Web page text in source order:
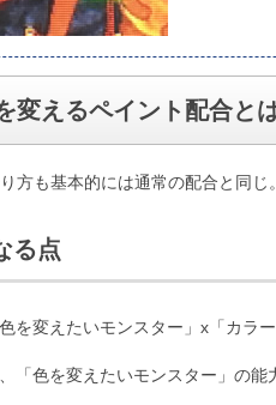
変えるペイント配合と
方も基本的には通常の配合と同じ
る点
を変えたいモンスター」x「カラ
「色を変えたいモンスター」の能